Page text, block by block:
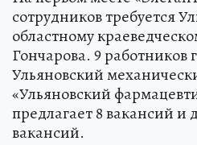
сотрудников требуется
областному
Гончарова. 9 работников
Ульяновский
«Ульяновский
предлагает 8 вакансий и
вакансий.